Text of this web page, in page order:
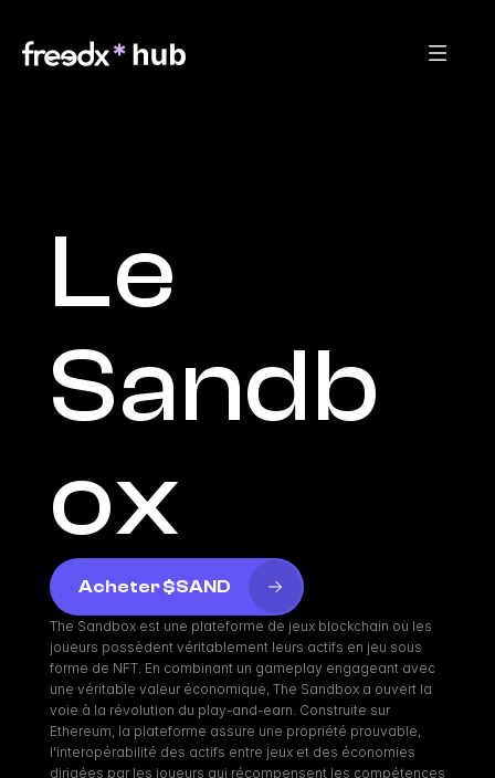
Le
Sandb
ox
Acheter $SAND
The Sandbox est une plateforme de jeux blockchain où les
joueurs possèdent véritablement leurs actifs en jeu sous
forme de NFT. En combinant un gameplay engageant avec
une véritable valeur économique, The Sandbox a ouvert la
voie à la révolution du play-and-earn. Construite sur
Ethereum, la plateforme assure une propriété prouvable,
l'interopérabilité des actifs entre jeux et des économies
dirigées par les joueurs qui récompensent les compétences